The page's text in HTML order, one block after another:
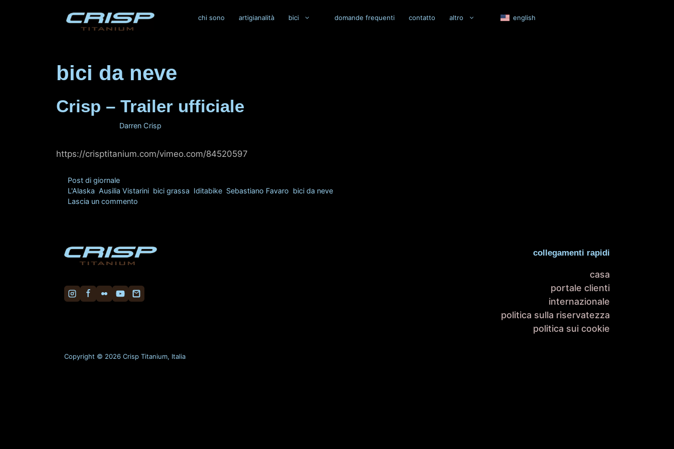
chi sono artigianalità bici domande frequenti contatto altro english
bici da neve
Crisp – Trailer ufficiale
Darren Crisp
https://crisptitanium.com/vimeo.com/84520597
Categorie
Post di giornale
Tag
L'Alaska ,Ausilia Vistarini bici grassa Iditabike Sebastiano Favaro bici da neve
Lascia un commento
collegamenti rapidi
casa
portale clienti
internazionale
politica sulla riservatezza
politica sui cookie
Copyright © 2026 Crisp Titanium, Italia